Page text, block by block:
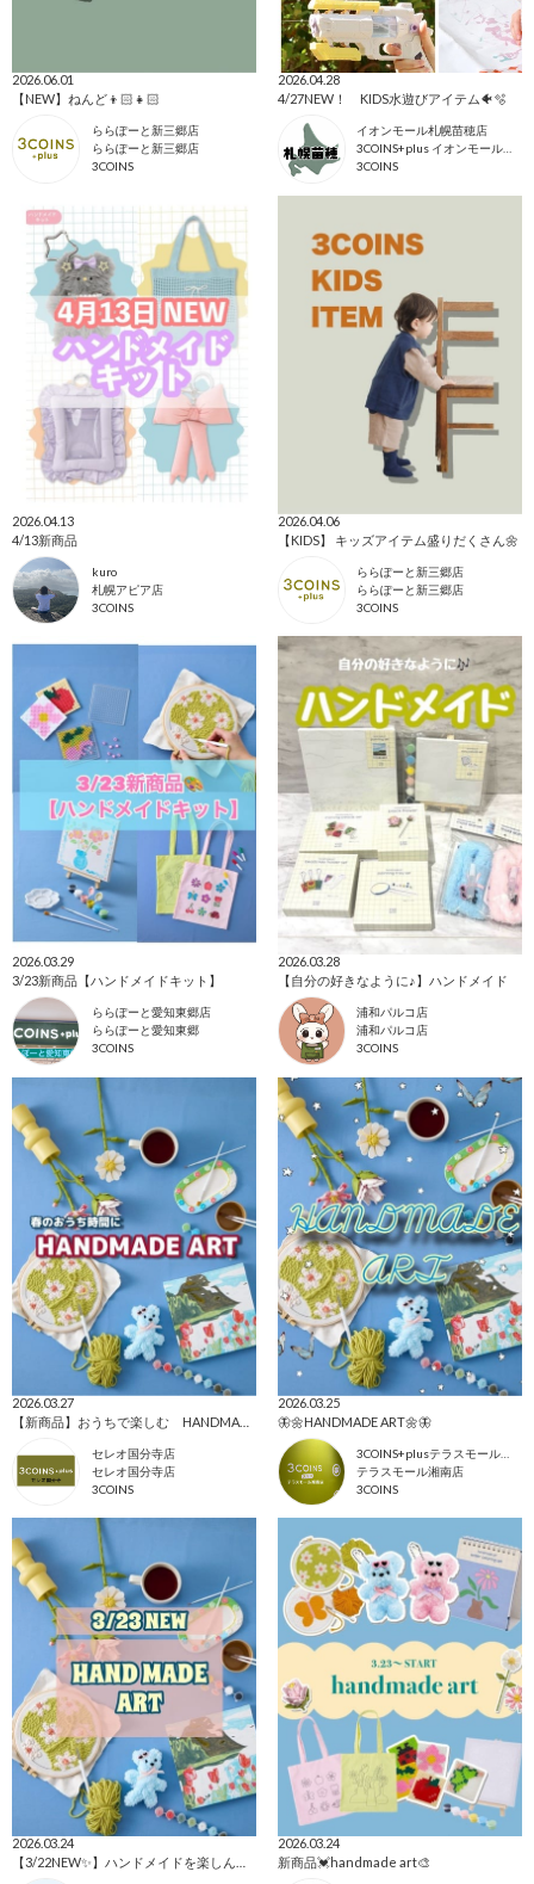
2026.06.01
【NEW】ねんど👦🏻👧🏻
ららぽーと新三郷店
ららぽーと新三郷店
3COINS
2026.04.28
4/27NEW！ KIDS水遊びアイテム🐠🫧
イオンモール札幌苗穂店
3COINS+plus イオンモール札幌苗穂店
3COINS
2026.04.13
4/13新商品
kuro
札幌アピア店
3COINS
2026.04.06
【KIDS】 キッズアイテム盛りだくさん🌼
ららぽーと新三郷店
ららぽーと新三郷店
3COINS
2026.03.29
3/23新商品【ハンドメイドキット】
ららぽーと愛知東郷店
ららぽーと愛知東郷
3COINS
2026.03.28
【自分の好きなように♪】ハンドメイド
浦和パルコ店
浦和パルコ店
3COINS
2026.03.27
セレオ国分寺店
セレオ国分寺店
3COINS
2026.03.25
🦋🌼HANDMADE ART🌼🦋
テラスモール湘南店
3COINS
2026.03.24
2026.03.24
新商品💓handmade art🎨